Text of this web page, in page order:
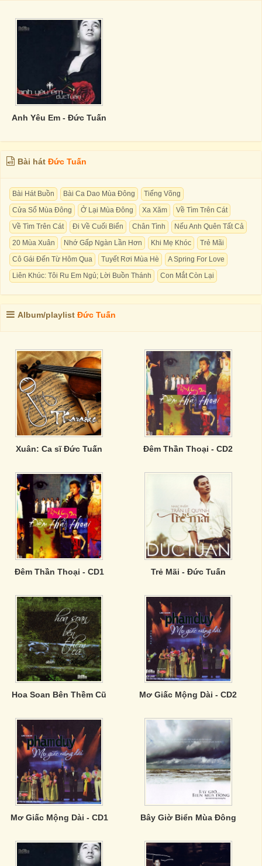
Anh Yêu Em - Đức Tuấn
Bài hát Đức Tuấn
Bài Hát Buồn Bài Ca Dao Mùa Đông
Tiếng Võng
Cửa Sổ Mùa Đông
Ở Lại Mùa Đông Xa Xăm
Về Tìm Trên Cát
Về Tìm Trên Cát
Đi Về Cuối Biển Chân Tình
Nếu Anh Quên Tất Cả
20 Mùa Xuân
Nhớ Gấp Ngàn Lần Hơn Khi Mẹ Khóc
Trẻ Mãi
Cô Gái Đến Từ Hôm Qua
Tuyết Rơi Mùa Hè
A Spring For Love
Liên Khúc: Tôi Ru Em Ngủ; Lời Buồn Thánh
Con Mắt Còn Lại
Album/playlist Đức Tuấn
Xuân: Ca sĩ Đức Tuấn Đêm Thần Thoại - CD2
Đêm Thần Thoại - CD1 Trẻ Mãi - Đức Tuấn
Hoa Soan Bên Thềm Cũ Mơ Giấc Mộng Dài - CD2
Mơ Giấc Mộng Dài - CD1 Bây Giờ Biển Mùa Đông